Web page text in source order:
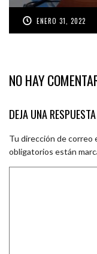
ENERO 31, 2022
NO HAY
DEJA UNA RESPUESTA
Tu dirección de correo
obligatorios están